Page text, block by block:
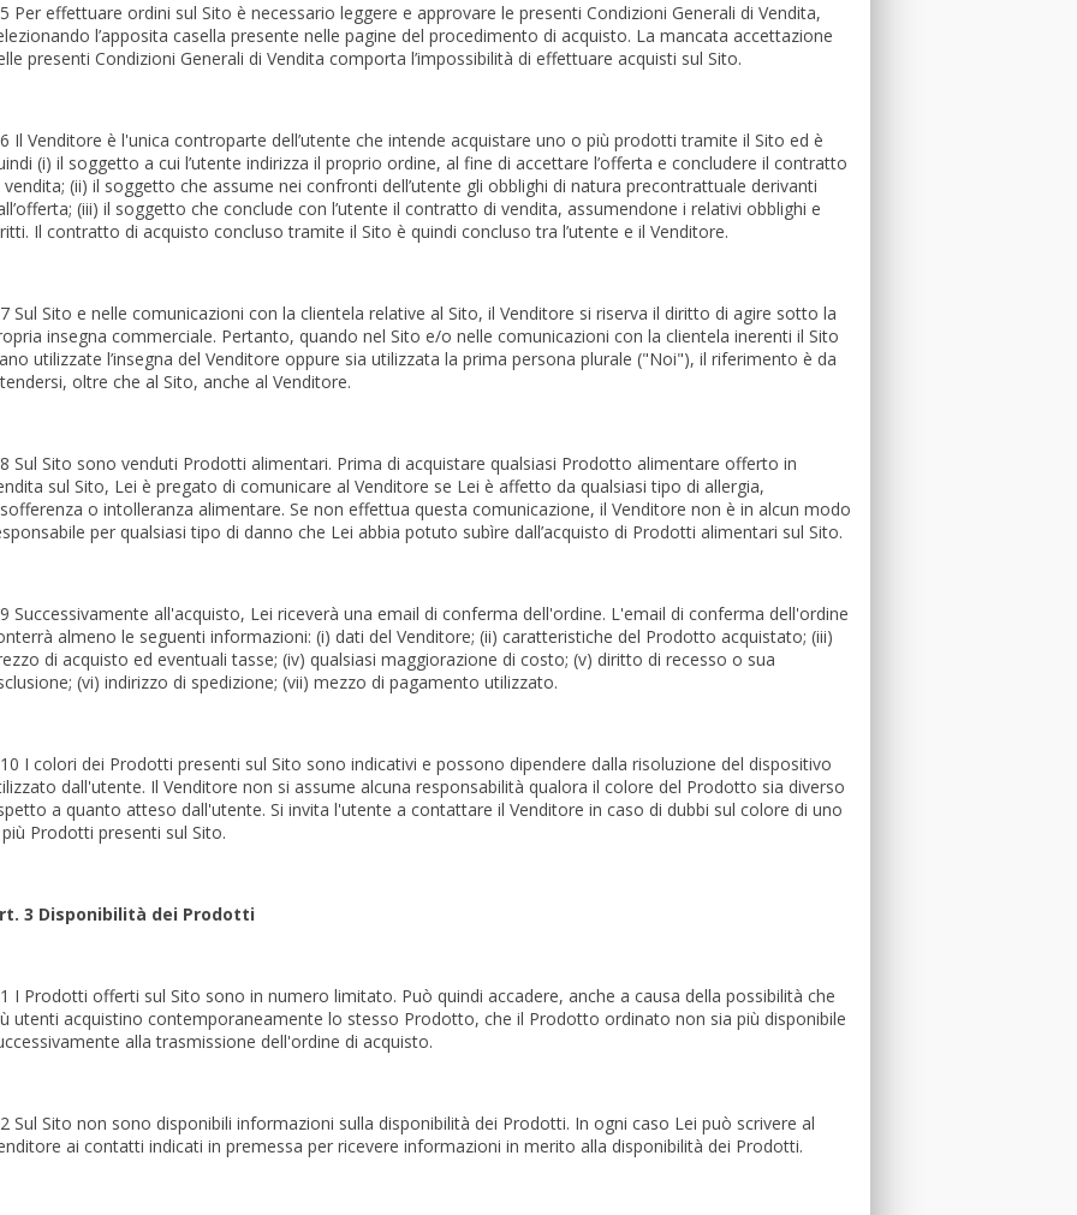
Per effettuare ordini sul Sito è necessario leggere e approvare le presenti Condizioni Generali di Vendita,
l’apposita casella presente nelle pagine del procedimento di acquisto. La mancata accettazione
presenti Condizioni Generali di Vendita comporta l’impossibilità di effettuare acquisti sul Sito.
Il Venditore è l'unica controparte dell’utente che intende acquistare uno o più prodotti tramite il Sito ed è
(i) il soggetto a cui l’utente indirizza il proprio ordine, al fine di accettare l’offerta e concludere il contratto
vendita; (ii) il soggetto che assume nei confronti dell’utente gli obblighi di natura precontrattuale derivanti
(iii) il soggetto che conclude con l’utente il contratto di vendita, assumendone i relativi obblighi e
Il contratto di acquisto concluso tramite il Sito è quindi concluso tra l’utente e il Venditore.
Sul Sito e nelle comunicazioni con la clientela relative al Sito, il Venditore si riserva il diritto di agire sotto la
insegna commerciale. Pertanto, quando nel Sito e/o nelle comunicazioni con la clientela inerenti il Sito
utilizzate l’insegna del Venditore oppure sia utilizzata la prima persona plurale ("Noi"), il riferimento è da
oltre che al Sito, anche al Venditore.
Sul Sito sono venduti Prodotti alimentari. Prima di acquistare qualsiasi Prodotto alimentare offerto in
sul Sito, Lei è pregato di comunicare al Venditore se Lei è affetto da qualsiasi tipo di allergia,
o intolleranza alimentare. Se non effettua questa comunicazione, il Venditore non è in alcun modo
per qualsiasi tipo di danno che Lei abbia potuto subìre dall’acquisto di Prodotti alimentari sul Sito.
Successivamente all'acquisto, Lei riceverà una email di conferma dell'ordine. L'email di conferma dell'ordine
almeno le seguenti informazioni: (i) dati del Venditore; (ii) caratteristiche del Prodotto acquistato; (iii)
di acquisto ed eventuali tasse; (iv) qualsiasi maggiorazione di costo; (v) diritto di recesso o sua
(vi) indirizzo di spedizione; (vii) mezzo di pagamento utilizzato.
I colori dei Prodotti presenti sul Sito sono indicativi e possono dipendere dalla risoluzione del dispositivo
dall'utente. Il Venditore non si assume alcuna responsabilità qualora il colore del Prodotto sia diverso
a quanto atteso dall'utente. Si invita l'utente a contattare il Venditore in caso di dubbi sul colore di uno
Prodotti presenti sul Sito.
3 Disponibilità dei Prodotti
I Prodotti offerti sul Sito sono in numero limitato. Può quindi accadere, anche a causa della possibilità che
utenti acquistino contemporaneamente lo stesso Prodotto, che il Prodotto ordinato non sia più disponibile
alla trasmissione dell'ordine di acquisto.
Sul Sito non sono disponibili informazioni sulla disponibilità dei Prodotti. In ogni caso Lei può scrivere al
ai contatti indicati in premessa per ricevere informazioni in merito alla disponibilità dei Prodotti.